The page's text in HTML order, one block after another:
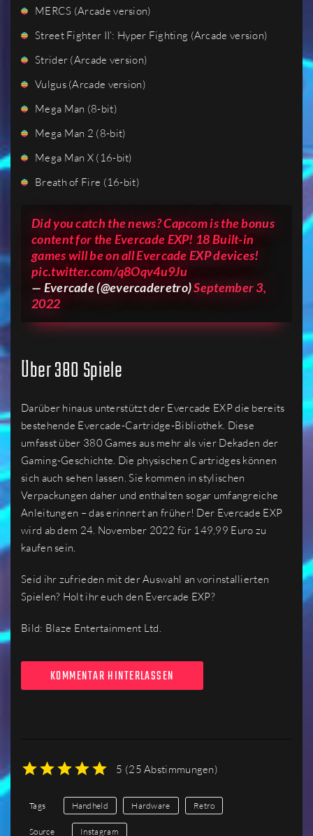
MERCS (Arcade version)
Street Fighter II’: Hyper Fighting (Arcade version)
Strider (Arcade version)
Vulgus (Arcade version)
Mega Man (8-bit)
Mega Man 2 (8-bit)
Mega Man X (16-bit)
Breath of Fire (16-bit)
Did you catch the news? Capcom is the bonus
content for the Evercade EXP! 18 Built-in
games will be on all Evercade EXP devices!
pic.twitter.com/q8Oqv4u9Ju
— Evercade (@evercaderetro)September 3,
2022
Über 380 Spiele
Darüber hinaus unterstützt der Evercade EXP die bereits
bestehende Evercade-Cartridge-Bibliothek. Diese
umfasst über 380 Games aus mehr als vier Dekaden der
Gaming-Geschichte. Die physischen Cartridges können
sich auch sehen lassen. Sie kommen in stylischen
Verpackungen daher und enthalten sogar umfangreiche
Anleitungen – das erinnert an früher! Der Evercade EXP
wird ab dem 24. November 2022 für 149,99 Euro zu
kaufen sein.
Seid ihr zufrieden mit der Auswahl an vorinstallierten
Spielen? Holt ihr euch den Evercade EXP?
Bild: Blaze Entertainment Ltd.
KOMMENTAR HINTERLASSEN
5 (25 Abstimmungen)
Tags Handheld Hardware Retro
Source Instagram